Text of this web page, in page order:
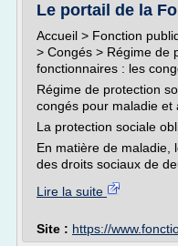
Le portail de la
Accueil > Fonction
> Congés > Régime de
fonctionnaires : les
Régime de protection
congés pour maladie et
La protection sociale
En matière de maladie,
des droits sociaux de
Lire la suite
Site : https://